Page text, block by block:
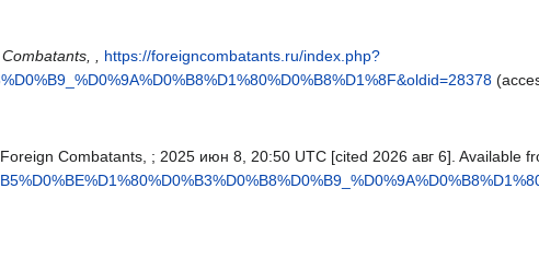
,
https://foreigncombatants.ru/index.php?
Combatants, ; 2025 июн 8, 20:50 UTC [cited 2026 авг 6]. Available